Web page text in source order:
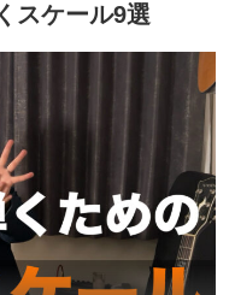
スケール9選